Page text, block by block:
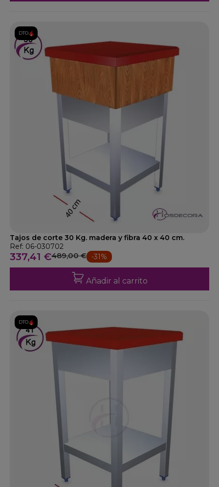
DTO.
Tajos de corte 30 Kg. madera y fibra 40 x 40 cm.
Ref: 06-030702
337,41 €489,00 € -31%
Añadir al carrito
DTO.